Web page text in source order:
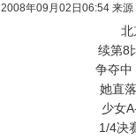
2008年09月02日06:54 来源
北京
续第8
争夺中
她直
少女
1/4决